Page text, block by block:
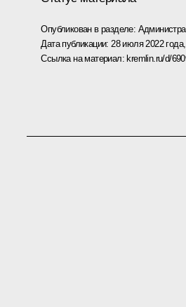
Опубликован в разделе:
Дата публикации: 28 июля 2022
Ссылка на материал: kremlin.ru/d/